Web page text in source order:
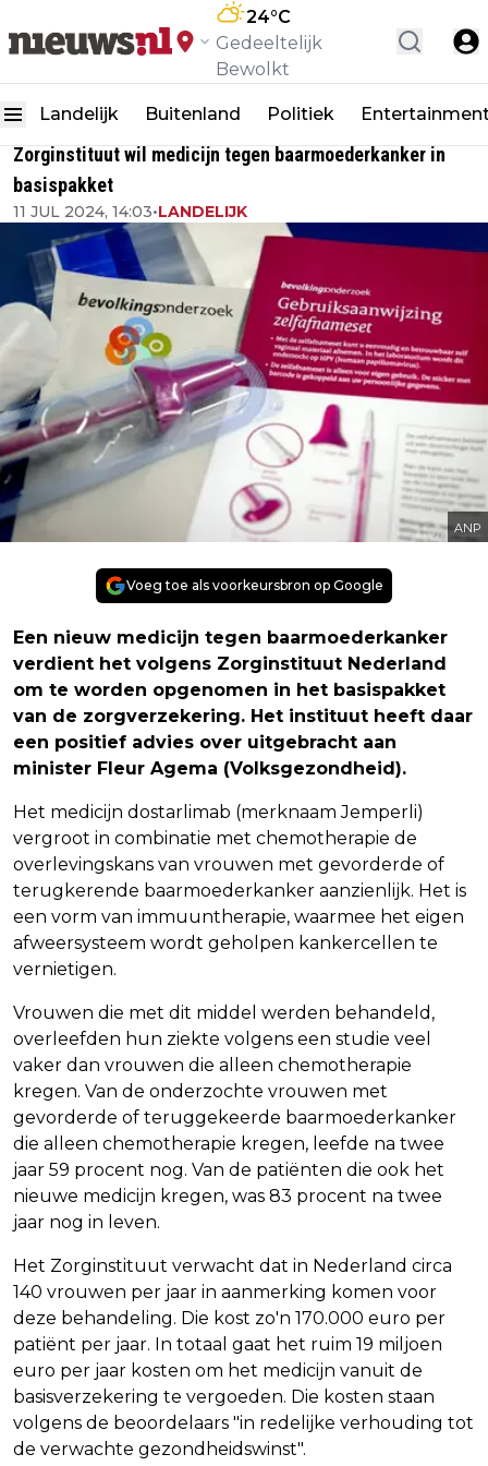
24°C
Gedeeltelijk
Bewolkt
Landelijk Buitenland Politiek
Zorginstituut wil medicijn tegen baarmoederkanker in
basispakket
11 JUL 2024, 14:03•LANDELIJK
ANP
Voeg toe als voorkeursbron op Google
Een nieuw medicijn tegen baarmoederkanker
verdient het volgens Zorginstituut Nederland
om te worden opgenomen in het basispakket
van de zorgverzekering. Het instituut heeft daar
een positief advies over uitgebracht aan
minister Fleur Agema (Volksgezondheid).
Het medicijn dostarlimab (merknaam Jemperli)
vergroot in combinatie met chemotherapie de
overlevingskans van vrouwen met gevorderde of
terugkerende baarmoederkanker aanzienlijk. Het is
een vorm van immuuntherapie, waarmee het eigen
afweersysteem wordt geholpen kankercellen te
vernietigen.
Vrouwen die met dit middel werden behandeld,
overleefden hun ziekte volgens een studie veel
vaker dan vrouwen die alleen chemotherapie
kregen. Van de onderzochte vrouwen met
gevorderde of teruggekeerde baarmoederkanker
die alleen chemotherapie kregen, leefde na twee
jaar 59 procent nog. Van de patiënten die ook het
nieuwe medicijn kregen, was 83 procent na twee
jaar nog in leven.
Het Zorginstituut verwacht dat in Nederland circa
140 vrouwen per jaar in aanmerking komen voor
deze behandeling. Die kost zo'n 170.000 euro per
patiënt per jaar. In totaal gaat het ruim 19 miljoen
euro per jaar kosten om het medicijn vanuit de
basisverzekering te vergoeden. Die kosten staan
volgens de beoordelaars "in redelijke verhouding tot
de verwachte gezondheidswinst".